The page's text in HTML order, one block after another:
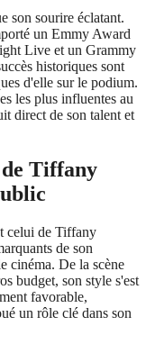
son sourire éclatant.
un Emmy Award
Live et un Grammy
historiques sont
d'elle sur le podium.
les plus influentes au
direct de son talent et
Tiffany
celui de Tiffany
de son
cinéma. De la scène
budget, son style s'est
favorable,
un rôle clé dans son